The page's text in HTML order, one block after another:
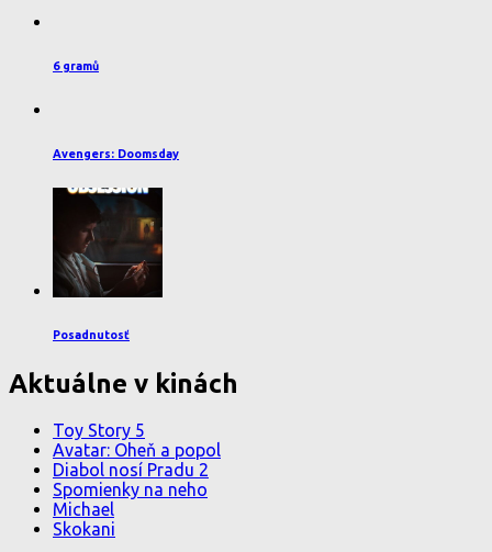
6 gramů
Avengers: Doomsday
Posadnutosť
Aktuálne v kinách
Toy Story 5
Avatar: Oheň a popol
Diabol nosí Pradu 2
Spomienky na neho
Michael
Skokani